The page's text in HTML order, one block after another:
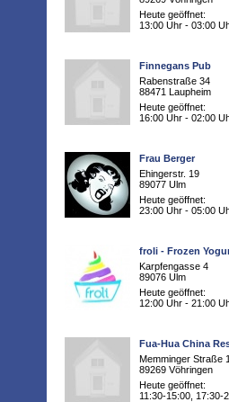
Heute geöffnet:
13:00 Uhr - 03:00
Finnegans Pub
Rabenstraße 34
88471 Laupheim
Heute geöffnet:
16:00 Uhr - 02:00
Frau Berger
Ehingerstr. 19
89077 Ulm
Heute geöffnet:
23:00 Uhr - 05:00
froli - Frozen
Karpfengasse 4
89076 Ulm
Heute geöffnet:
12:00 Uhr - 21:00
Fua-Hua China
Memminger Straße
89269 Vöhringen
Heute geöffnet:
11:30-15:00, 17:30-